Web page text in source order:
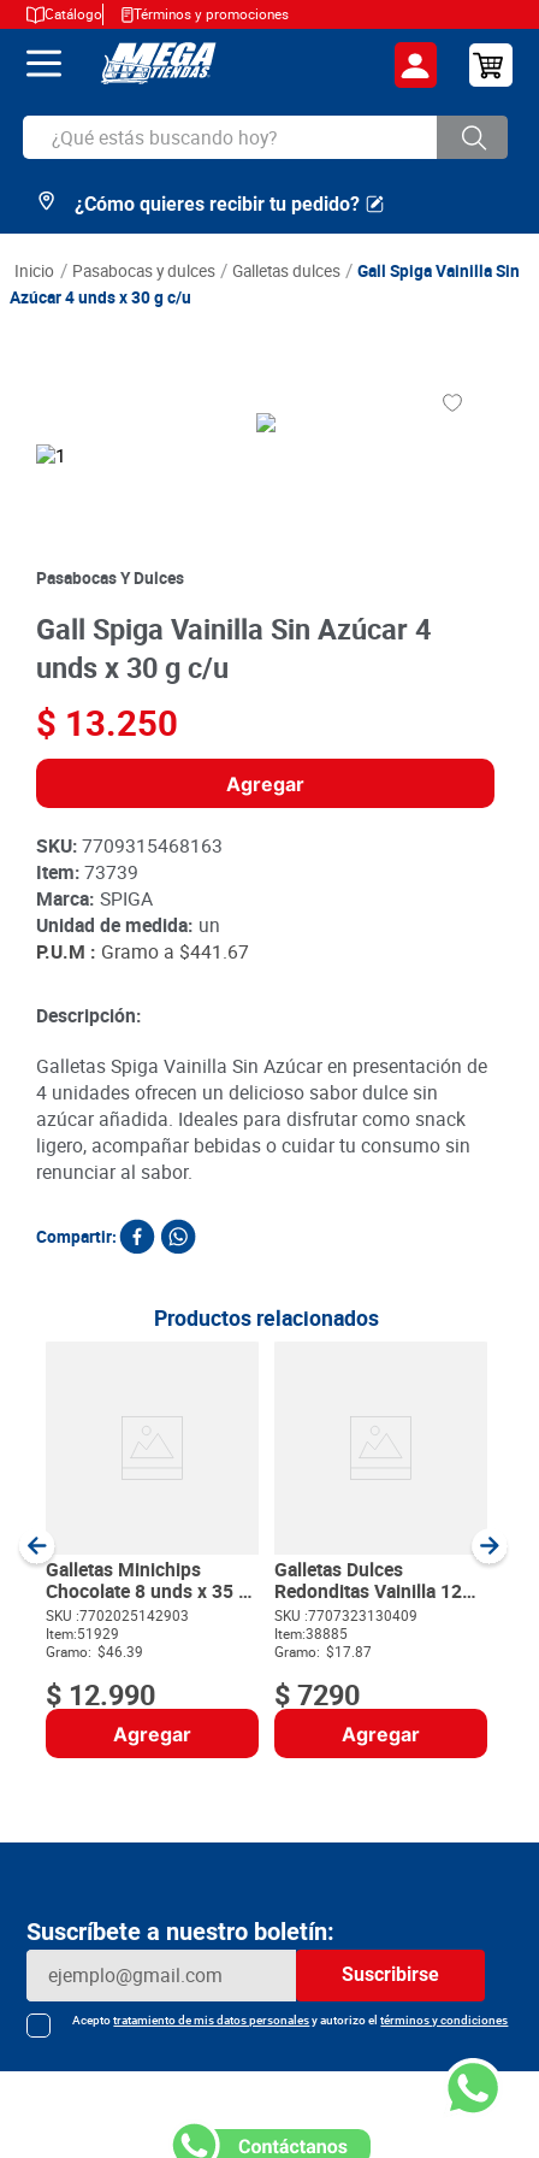
Catálogo Términos y promociones
¿Qué estás buscando hoy?
TÉRMINOS MÁS BUSCADOS
2.
arroz
9.
queso
papa
¿Cómo quieres recibir tu pedido?
pasabocas y dulces galletas dulces
Gall Spiga Vainilla Sin
Azúcar 4 unds x 30 g c/u
Pasabocas Y Dulces
Gall Spiga Vainilla Sin Azúcar 4
unds x 30 g c/u
$ 13.250
Agregar
SKU:7709315468163
Item:73739
Marca: SPIGA
Unidad de medida: un
P.U.M : Gramo a $441.67
Descripción:
Galletas Spiga Vainilla Sin Azúcar en presentación de
4 unidades ofrecen un delicioso sabor dulce sin
azúcar añadida. Ideales para disfrutar como snack
ligero, acompañar bebidas o cuidar tu consumo sin
renunciar al sabor.
Compartir:
Productos relacionados
Galletas Minichips
Chocolate 8 unds x 35 g
c/u
SKU :7702025142903
Item:51929
Gramo: $46.39
$ 12.990
Agregar
Galletas Dulces
Redonditas Vainilla 12
unds x 34 g c/u
SKU :7707323130409
Item:38885
Gramo: $17.87
$7290
Agregar
Suscríbete a nuestro boletín:
Suscribirse
Aceptotratamiento de mis datos personalesy autorizo eltérminos y condiciones